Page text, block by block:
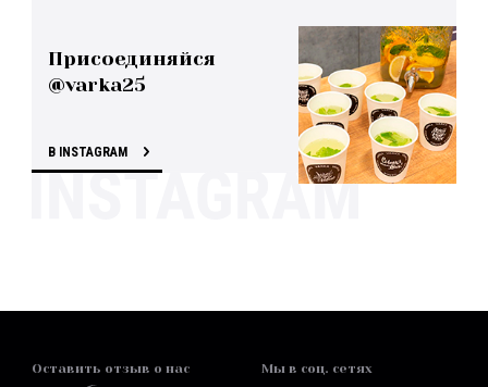
Присоединяйся
@varka25
В INSTAGRAM
Оставить отзыв о нас Мы в соц. сетях